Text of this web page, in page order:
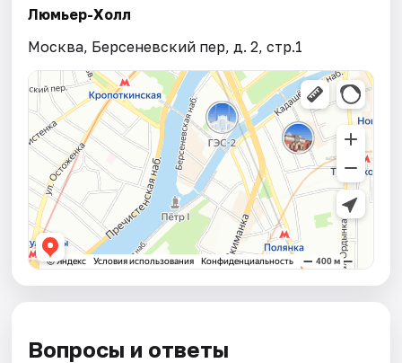
Люмьер-Холл
Москва, Берсеневский пер, д. 2, стр.1
Вопросы и ответы